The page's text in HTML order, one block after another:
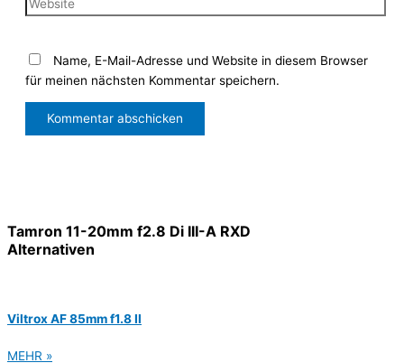
Name, E-Mail-Adresse und Website in diesem Browser
für meinen nächsten Kommentar speichern.
Tamron 11-20mm f2.8 Di III-A RXD
Alternativen
Viltrox AF 85mm f1.8 II
MEHR »